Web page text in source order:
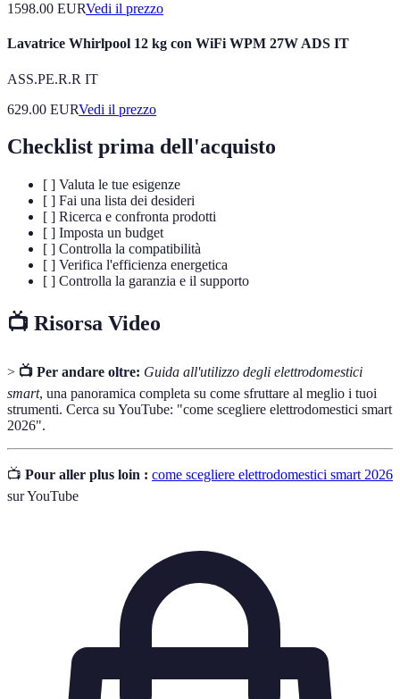
1598.00 EURVedi il prezzo
Lavatrice Whirlpool 12 kg con WiFi WPM 27W ADS IT
ASS.PE.R.R IT
629.00 EURVedi il prezzo
Checklist prima dell'acquisto
[ ] Valuta le tue esigenze
[ ] Fai una lista dei desideri
[ ] Ricerca e confronta prodotti
[ ] Imposta un budget
[ ] Controlla la compatibilità
[ ] Verifica l'efficienza energetica
[ ] Controlla la garanzia e il supporto
📺 Risorsa Video
> 📺 Per andare oltre: Guida all'utilizzo degli elettrodomestici
smart, una panoramica completa su come sfruttare al meglio i tuoi
strumenti. Cerca su YouTube: "come scegliere elettrodomestici smart
2026".
📺 Pour aller plus loin : come scegliere elettrodomestici smart 2026
sur YouTube